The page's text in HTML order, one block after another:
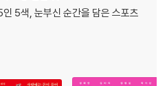
5색, 눈부신 순간을 담은 스포츠